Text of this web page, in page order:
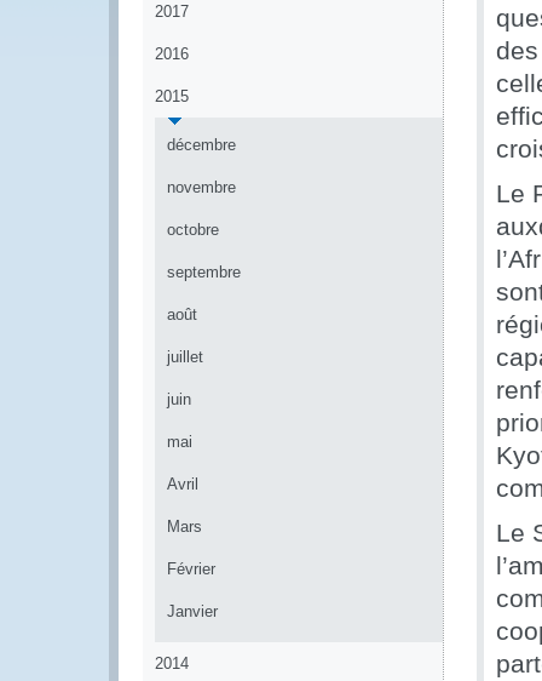
2017
2016
2015
décembre
novembre
octobre
septembre
août
juillet
juin
mai
Avril
Mars
Février
Janvier
2014
Le
Le